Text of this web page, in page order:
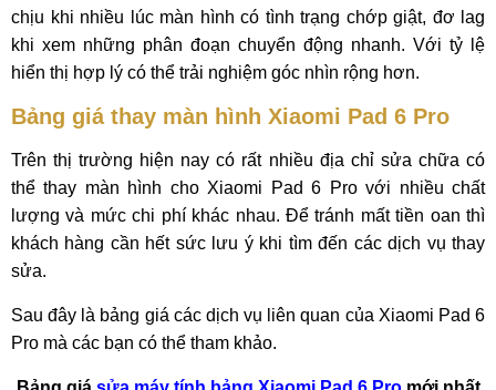
chịu khi nhiều lúc màn hình có tình trạng chớp giật, đơ lag
khi xem những phân đoạn chuyển động nhanh. Với tỷ lệ
hiển thị hợp lý có thể trải nghiệm góc nhìn rộng hơn.
Bảng giá thay màn hình Xiaomi Pad 6 Pro
Trên thị trường hiện nay có rất nhiều địa chỉ sửa chữa có
thể thay màn hình cho Xiaomi Pad 6 Pro với nhiều chất
lượng và mức chi phí khác nhau. Để tránh mất tiền oan thì
khách hàng cần hết sức lưu ý khi tìm đến các dịch vụ thay
sửa.
Sau đây là bảng giá các dịch vụ liên quan của Xiaomi Pad 6
Pro mà các bạn có thể tham khảo.